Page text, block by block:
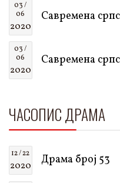
03 /
06
2020
Савремена
03 /
06
2020
Савремена
ЧАСОПИС ДРАМА
12 / 22
2020 Драма број 53